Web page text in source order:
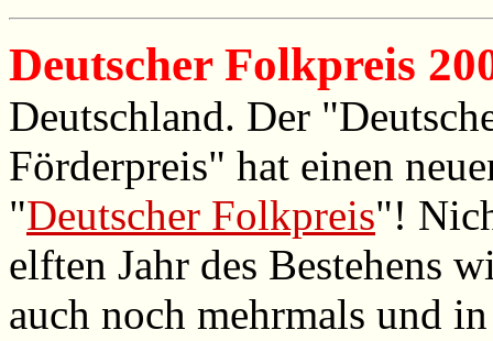
Deutscher Folkpreis
Deutschland. Der
Förderpreis" hat einen
"Deutscher Folkpreis"!
elften Jahr des Bestehens
auch noch mehrmals und in